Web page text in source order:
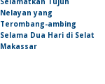
Nelayan yang
Terombang-ambing
Selama Dua Hari di Selat
Makassar